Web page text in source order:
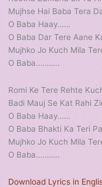
Mujhse Hai Baba Tera
O Baba Haay……
O Baba Dar Tere Aane
Mujhko Jo Kuch Mila
O Baba………..
Romi Ke Tere Rehte
Badi Mauj Se Kat Rahi
O Baba Haay……
O Baba Bhakti Ka Teri
Mujhko Jo Kuch Mila
O Baba………..
Download Lyrics in